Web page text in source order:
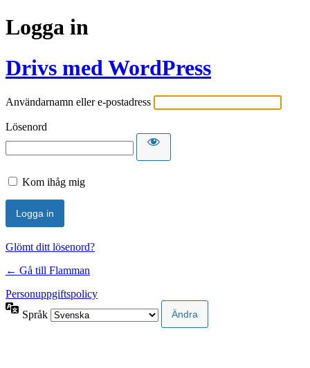
Logga in
Drivs med WordPress
Användarnamn eller e-postadress
Lösenord
Kom ihåg mig
Glömt ditt lösenord?
← Gå till Flamman
Personuppgiftspolicy
Språk